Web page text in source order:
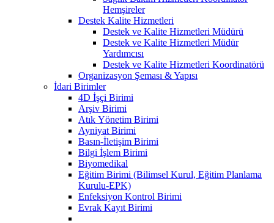
Hemşireler
Destek Kalite Hizmetleri
Destek ve Kalite Hizmetleri Müdürü
Destek ve Kalite Hizmetleri Müdür
Yardımcısı
Destek ve Kalite Hizmetleri Koordinatörü
Organizasyon Şeması & Yapısı
İdari Birimler
4D İşçi Birimi
Arşiv Birimi
Atık Yönetim Birimi
Ayniyat Birimi
Basın-İletişim Birimi
Bilgi İşlem Birimi
Biyomedikal
Eğitim Birimi (Bilimsel Kurul, Eğitim Planlama
Kurulu-EPK)
Enfeksiyon Kontrol Birimi
Evrak Kayıt Birimi